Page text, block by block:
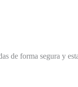
de forma segura y